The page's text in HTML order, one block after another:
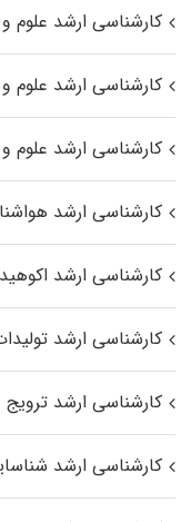
کارشناسی ارشد علوم
کارشناسی ارشد علوم
کارشناسی ارشد
کارشناسی ارشد
کارشناسی ارشد
کارشناسی ارشد
کارشناسی ارشد
کارشناسی ارشد